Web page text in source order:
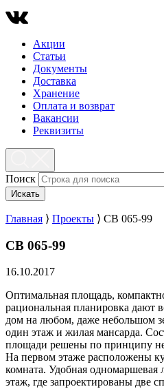
Акции
Статьи
Документы
Доставка
Хранение
Оплата и возврат
Вакансии
Реквизиты
Поиск
Искать
Главная ⟩ Проекты ⟩ СВ 065-99
СВ 065-99
16.10.2017
Оптимальная площадь,
рациональная планировка дают
дом на любом, даже небольшом
один этаж и жилая мансарда.
площади решены по принципу
На первом этаже расположены
комната. Удобная одномаршевая
этаж, где запроектированы две